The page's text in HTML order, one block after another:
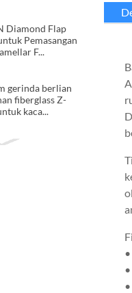
Diamond Flap
Pemasangan
F...
gerinda berlian
fiberglass Z-
kaca...
Flexible Diamond